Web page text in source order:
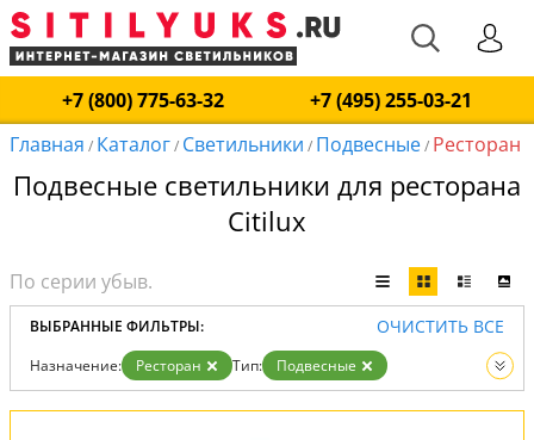
+7 (800) 775-63-32
+7 (495) 255-03-21
Главная / Каталог/ Светильники / Подвесные/ Ресторан
Подвесные светильники для ресторана
Citilux
ВЫБРАННЫЕ ФИЛЬТРЫ: ОЧИСТИТЬ ВСЕ
Назначение: Ресторан Тип:
Подвесные
Вид:
Светильники